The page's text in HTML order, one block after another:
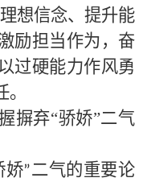
想信念、提升能
励担当作为，奋
过硬能力作风勇
摒弃“骄娇”二气
娇”二气的重要论